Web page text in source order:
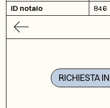
ID notaio
846
RICHIESTA